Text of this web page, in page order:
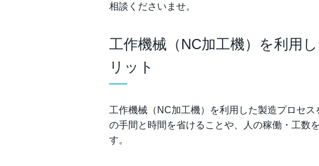
相談くださいませ。
工作機械（NC加工機）を利用
リット
工作機械（NC加工機）を利用した製造プロセ
の手間と時間を省けることや、人の稼働・工数
す。